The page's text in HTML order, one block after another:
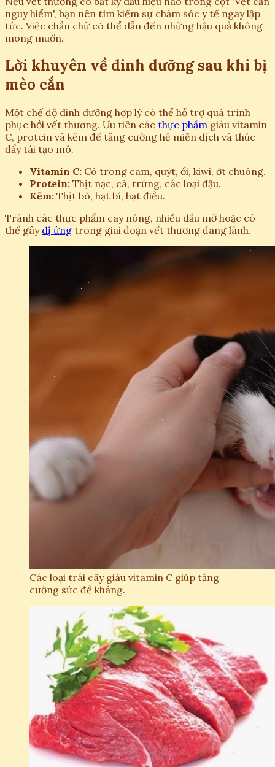
nguy hiểm', bạn nên tìm kiếm sự chăm sóc y tế ngay lập
tức. Việc chần chừ có thể dẫn đến những hậu quả không
mong muốn.
Lời khuyên về dinh dưỡng sau khi bị
mèo cắn
Một chế độ dinh dưỡng hợp lý có thể hỗ trợ quá trình
phục hồi vết thương. Ưu tiên các thực phẩm giàu vitamin
C, protein và kẽm để tăng cường hệ miễn dịch và thúc
đẩy tái tạo mô.
Vitamin C: Có trong cam, quýt, ổi, kiwi, ớt chuông.
Protein: Thịt nạc, cá, trứng, các loại đậu.
Kẽm: Thịt bò, hạt bí, hạt điều.
Tránh các thực phẩm cay nóng, nhiều dầu mỡ hoặc có
thể gây dị ứng trong giai đoạn vết thương đang lành.
Các loại trái cây giàu vitamin C giúp tăng
cường sức đề kháng.